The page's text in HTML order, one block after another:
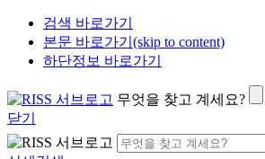
검색 바로가기
본문 바로가기(skip to content)
하단정보 바로가기
무엇을 찾고 계세요?
닫기